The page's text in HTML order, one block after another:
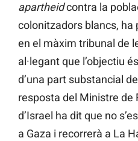
apartheidcontra la
colonitzadors blancs, ha
en el màxim tribunal de
al·legant que l’objectiu
d’una part substancial
resposta del Ministre de
d’Israel ha dit que no
a Gaza i recorrerà a La